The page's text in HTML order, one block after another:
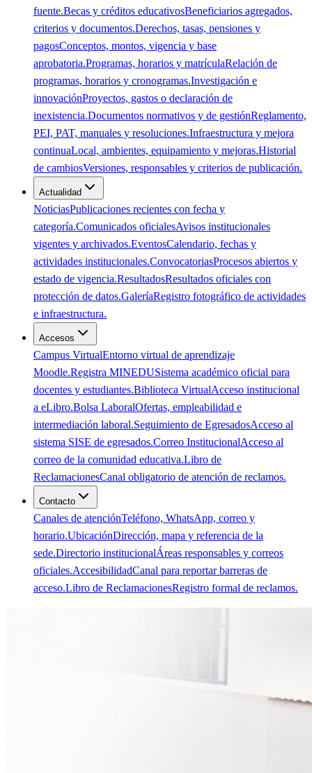
fuente.Becas y créditos educativosBeneficiarios agregados,
criterios y documentos.Derechos, tasas, pensiones y
pagosConceptos, montos, vigencia y base
aprobatoria.Programas, horarios y matrículaRelación de
programas, horarios y cronogramas.Investigación e
innovaciónProyectos, gastos o declaración de
inexistencia.Documentos normativos y de gestiónReglamento,
PEI, PAT, manuales y resoluciones.Infraestructura y mejora
continuaLocal, ambientes, equipamiento y mejoras.Historial
de cambiosVersiones, responsables y criterios de publicación.
Actualidad
NoticiasPublicaciones recientes con fecha y
categoría.Comunicados oficialesAvisos institucionales
vigentes y archivados.EventosCalendario, fechas y
actividades institucionales.ConvocatoriasProcesos abiertos y
estado de vigencia.ResultadosResultados oficiales con
protección de datos.GaleríaRegistro fotográfico de actividades
e infraestructura.
Accesos
Campus VirtualEntorno virtual de aprendizaje
Moodle.Registra MINEDUSistema académico oficial para
docentes y estudiantes.Biblioteca VirtualAcceso institucional
a eLibro.Bolsa LaboralOfertas, empleabilidad e
intermediación laboral.Seguimiento de EgresadosAcceso al
sistema SISE de egresados.Correo InstitucionalAcceso al
correo de la comunidad educativa.Libro de
ReclamacionesCanal obligatorio de atención de reclamos.
Contacto
Canales de atenciónTeléfono, WhatsApp, correo y
horario.UbicaciónDirección, mapa y referencia de la
sede.Directorio institucionalÁreas responsables y correos
oficiales.AccesibilidadCanal para reportar barreras de
acceso.Libro de ReclamacionesRegistro formal de reclamos.